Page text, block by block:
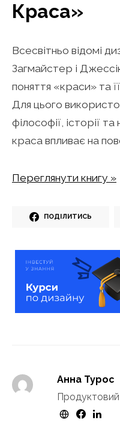
Краса»
Всесвітньо відомі
Загмайстер і
поняття «краси» та
Для цього
філософії, історії
краса впливає на
Переглянути книгу »
ПОДІЛИТИСЬ
Анна Турос